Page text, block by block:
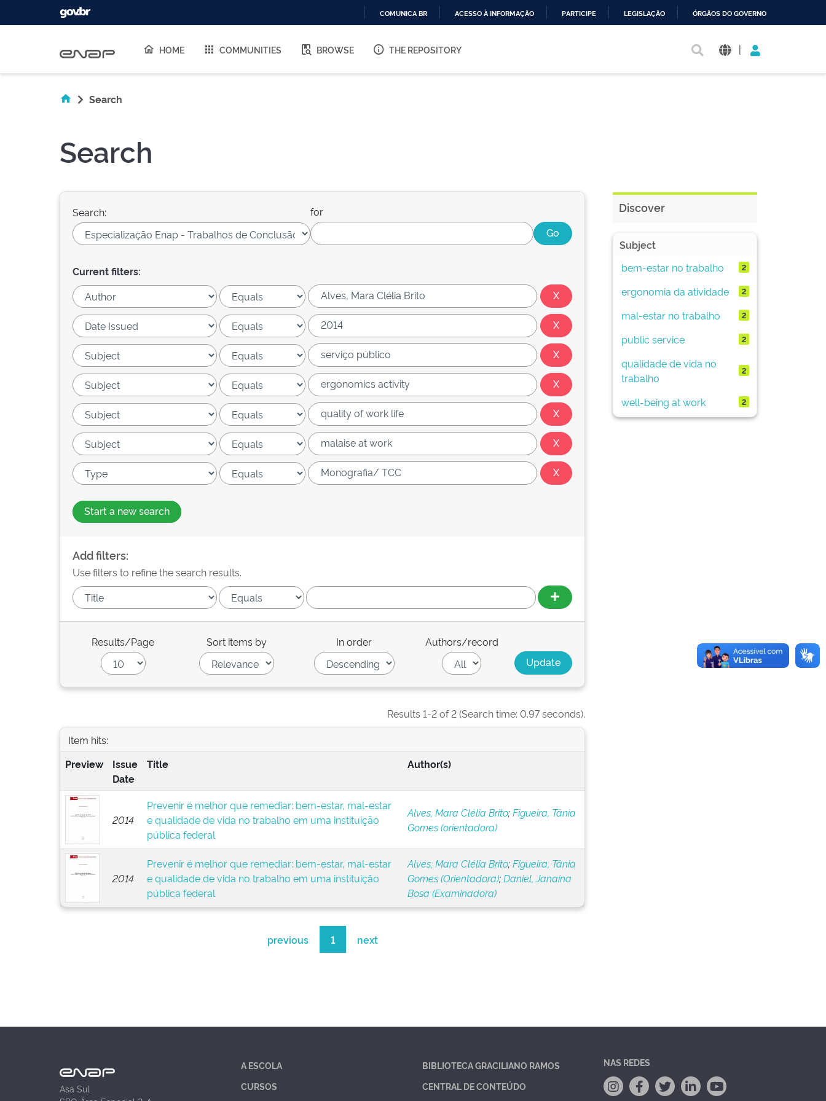
O
COMUNICA BR ACESSO À INFORMAÇÃO PARTICIPE LEGISLAÇÃO ÓRGÃOS DO GOVERNO
HOME COMMUNITIES BROWSE THE REPOSITORY |
Search
Search
Search: for
Current filters:
Start a new search
Add filters:
Use filters to refine the search results.
Results/Page Sort items by In order Authors/record
Results 1-2 of 2 (Search time: 0.97 seconds).
Item hits:
Preview
Issue
Date
Title Author(s)
2014
Prevenir é melhor que remediar: bem-estar, mal-estar
e qualidade de vida no trabalho em uma instituição
pública federal
Alves, Mara Clélia Brito;Figueira, Tânia
Gomes (orientadora)
2014
Prevenir é melhor que remediar: bem-estar, mal-estar
e qualidade de vida no trabalho em uma instituição
pública federal
Alves, Mara Clélia Brito;Figueira, Tânia
Gomes (Orientadora);Daniel, Janaína
Bosa (Examinadora)
previous 1 next
Discover
Subject
bem-estar no trabalho
2
ergonomia da atividade 2
mal-estar no trabalho 2
public service 2
qualidade de vida no
trabalho
2
well-being at work 2
Asa Sul
A ESCOLA
CURSOS
BIBLIOTECA GRACILIANO RAMOS
CENTRAL DE CONTEÚDO
NAS REDES